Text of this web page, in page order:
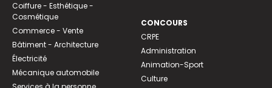
Coiffure - Esthétique -
Cosmétique
Commerce - Vente
Bâtiment - Architecture
Électricité
Mécanique automobile
CONCOURS
CRPE
Administration
Animation-Sport
Culture